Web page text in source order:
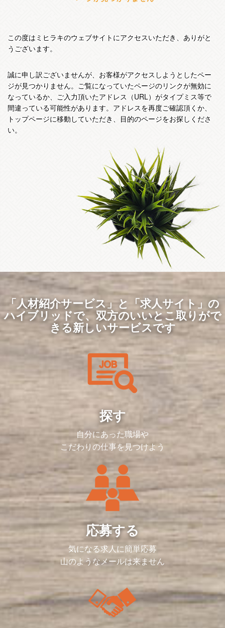
この度はミヒラキのウェブサイトにアクセスいただき、ありがと
うございます。
誠に申し訳ございませんが、お客様がアクセスしようとしたペー
ジが見つかりません。ご覧になっていたページのリンクが無効に
なっているか、ご入力頂いたアドレス（URL）がタイプミス等で
間違っている可能性があります。アドレスを再度ご確認頂くか、
トップページに移動していただき、目的のページをお探しくださ
い。
「人材紹介サービス」と「求人サイト」の
ハイブリッドで、双方のいいとこ取りがで
きる新しいサービスです
探す
自分にあった職場や
こだわりの仕事を見つけよう
応募する
気になる求人に簡単応募
山のようなメールは来ません